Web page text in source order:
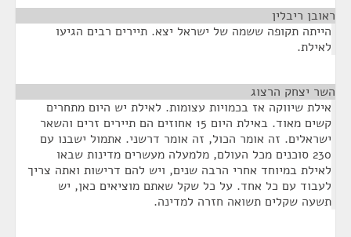
ראובן ריבלין
הייתה תקופה ששמה של ישראל יצא. תיירים רבים הגיעו
לאילת.
השר יצחק הרצוג
אילת שיווקה אז בכמויות עצומות. לאילת יש היום מתחרים
קשים מאוד. באילת היום 15 אחוזים הם תיירים זרים והשאר
ישראלים. זה אומר הכול, זה אומר דרשני. אתמול ישבנו עם
230 סוכנים מכל העולם, מלמעלה מעשרים מדינות שבאו
לאילת במיוחד אחרי הרבה שנים, ויש להם דרישות ואתה צריך
לעבוד עם כל אחד. על כל שקל שאתם מוציאים כאן, יש
תשעה שקלים תשואה חזרה למדינה.